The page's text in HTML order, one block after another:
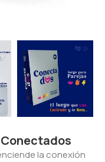
la conexión